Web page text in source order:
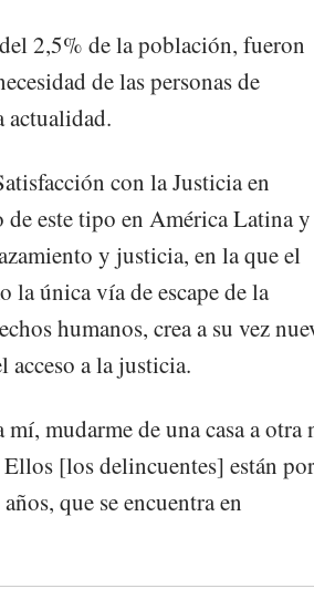
2,5% de la población, fueron
de las personas de
actualidad.
con la Justicia en
este tipo en América Latina y
y justicia, en la que el
la única vía de escape de la
humanos, crea a su vez
acceso a la justicia.
mudarme de una casa a otra
[los delincuentes] están por
que se encuentra en